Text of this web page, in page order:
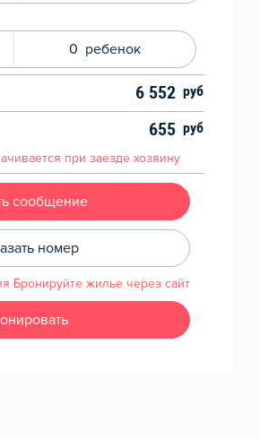
0 ребенок
6 552
655
при заезде хозяину
сообщение
номер
Бронируйте жилье через сайт